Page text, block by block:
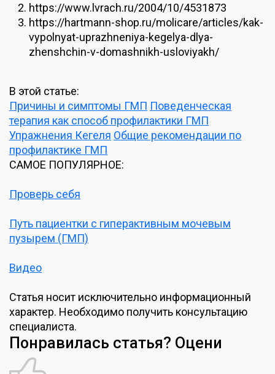
https://www.lvrach.ru/2004/10/4531873
https://hartmann-shop.ru/molicare/articles/kak-
vypolnyat-uprazhneniya-kegelya-dlya-
zhenshchin-v-domashnikh-usloviyakh/
В этой статье:
Причины и симптомы ГМП Поведенческая
терапия как способ профилактики ГМП
Упражнения Кегеля Общие рекомендации по
профилактике ГМП
САМОЕ ПОПУЛЯРНОЕ:
Проверь себя
Путь пациентки с гиперактивным мочевым
пузырем (ГМП)
Видео
Статья носит исключительно информационный
характер. Необходимо получить консультацию
специалиста.
Понравилась статья? Оцени